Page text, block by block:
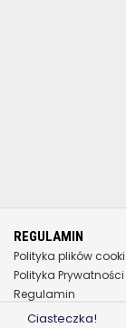
Ciasteczka!
REGULAMIN
Polityka plików
Polityka Prywatności
Regulamin